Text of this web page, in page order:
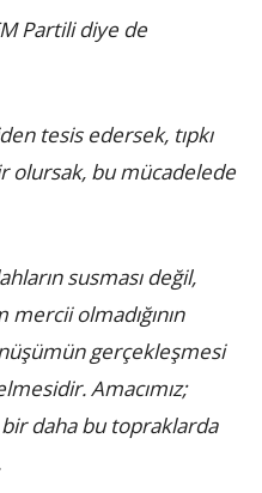
Partili diye de
tesis edersek, tıpkı
olursak, bu mücadelede
susması değil,
olmadığının
gerçekleşmesi
Amacımız;
daha bu topraklarda